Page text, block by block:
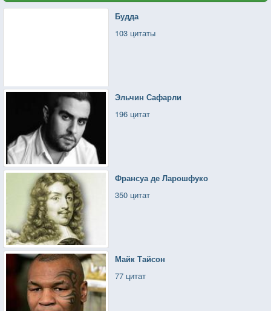
Будда
103 цитаты
Эльчин Сафарли
196 цитат
Франсуа де Ларошфуко
350 цитат
Майк Тайсон
77 цитат